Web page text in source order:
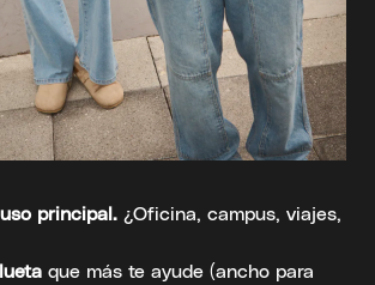
principal. ¿Oficina, campus, viajes,
que más te ayude (ancho para